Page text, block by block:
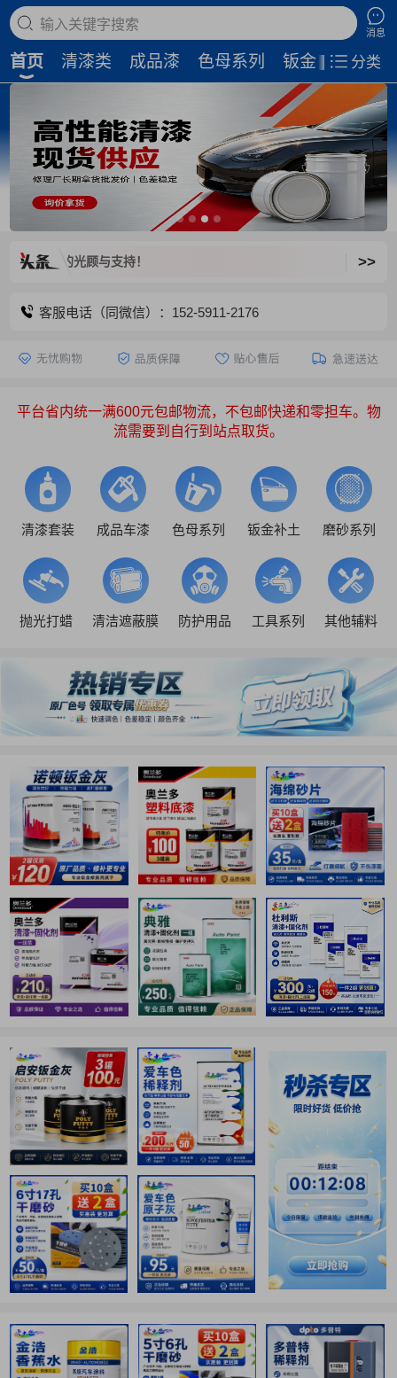
搜索商品
消息
首页 清漆类 成品漆 色母系列 钣金补土 磨
分类
爱出色汽
>>
客服电话（同微信）：152-5911-2176
平台省内统一满600元包邮物流，不包邮快递和零担车。物
流需要到自行到站点取货。
清漆套装 成品车漆 色母系列 钣金补土 磨砂系列
抛光打蜡 清洁遮蔽膜 防护用品 工具系列 其他辅料